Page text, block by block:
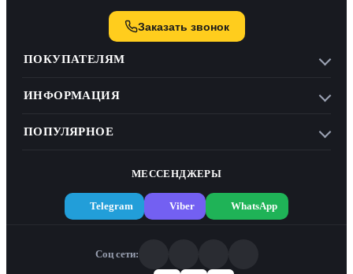
Заказать звонок
ПОКУПАТЕЛЯМ
ИНФОРМАЦИЯ
ПОПУЛЯРНОЕ
МЕССЕНДЖЕРЫ
Telegram Viber WhatsApp
Соц сети: